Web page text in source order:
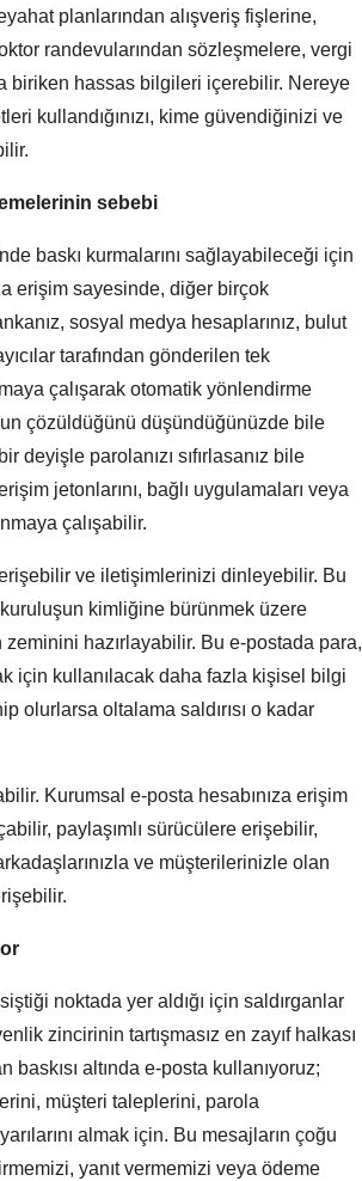
planlarından alışveriş fişlerine,
randevularından sözleşmelere, vergi
biriken hassas bilgileri içerebilir. Nereye
kullandığınızı, kime güvendiğinizi ve
sebebi
baskı kurmalarını sağlayabileceği için
erişim sayesinde, diğer birçok
sosyal medya hesaplarınız, bulut
tarafından gönderilen tek
çalışarak otomatik yönlendirme
çözüldüğünü düşündüğünüzde bile
deyişle parolanızı sıfırlasanız bile
jetonlarını, bağlı uygulamaları veya
çalışabilir.
ve iletişimlerinizi dinleyebilir. Bu
kimliğine bürünmek üzere
zeminini hazırlayabilir. Bu e-postada para,
için kullanılacak daha fazla kişisel bilgi
olurlarsa oltalama saldırısı o kadar
Kurumsal e-posta hesabınıza erişim
paylaşımlı sürücülere erişebilir,
ve müşterilerinizle olan
noktada yer aldığı için saldırganlar
zincirinin tartışmasız en zayıf halkası
altında e-posta kullanıyoruz;
müşteri taleplerini, parola
almak için. Bu mesajların çoğu
yanıt vermemizi veya ödeme